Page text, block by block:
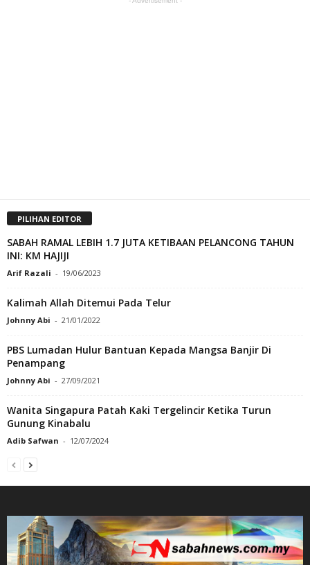
PILIHAN EDITOR
SABAH RAMAL LEBIH 1.7 JUTA KETIBAAN PELANCONG TAHUN
INI: KM HAJIJI
Arif Razali - 19/06/2023
Kalimah Allah Ditemui Pada Telur
Johnny Abi - 21/01/2022
PBS Lumadan Hulur Bantuan Kepada Mangsa Banjir Di
Penampang
Johnny Abi - 27/09/2021
Wanita Singapura Patah Kaki Tergelincir Ketika Turun
Gunung Kinabalu
Adib Safwan - 12/07/2024